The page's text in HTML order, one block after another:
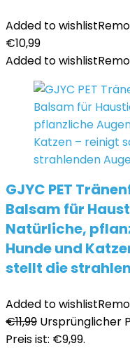
Added to wishlist
€10,99
Added to wishlist
GJYC PET
Balsam für
Natürliche,
Hunde und
stellt die
Added to wishlist
€11,99 Ursprünglicher
Preis ist: €9,99.